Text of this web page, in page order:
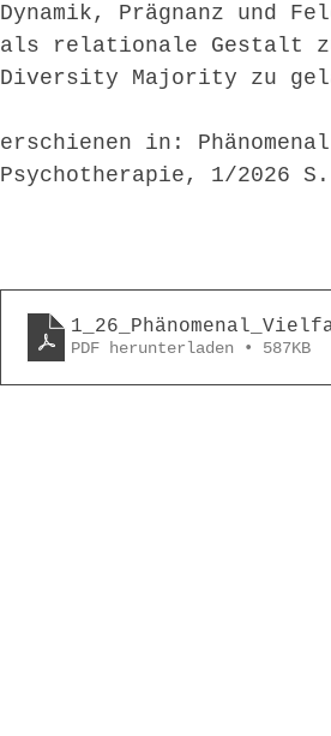
Dynamik, Prägnanz und
als relationale Gestalt zu
Diversity Majority zu
erschienen in:
Psychotherapie, 1/2026
PDF herunterladen • 587KB